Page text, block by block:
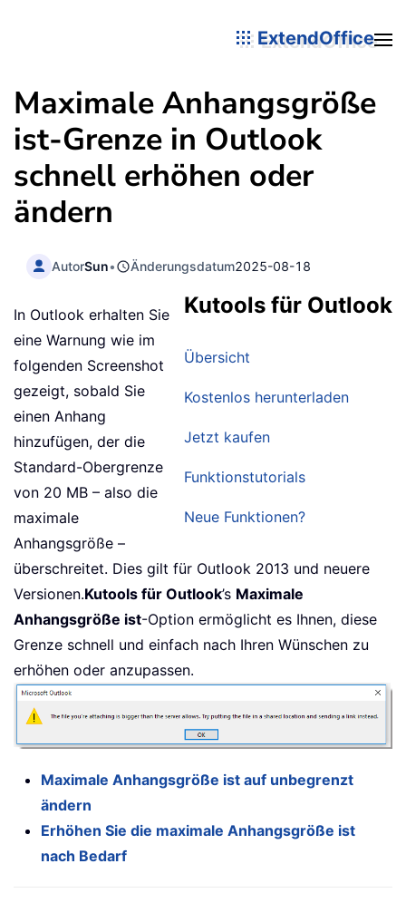
ExtendOffice
Maximale Anhangsgröße
ist-Grenze in Outlook
schnell erhöhen oder
ändern
AutorSun• Änderungsdatum2025-08-18
Kutools für Outlook
Übersicht
Kostenlos herunterladen
Jetzt kaufen
Funktionstutorials
Neue Funktionen?
In Outlook erhalten Sie
eine Warnung wie im
folgenden Screenshot
gezeigt, sobald Sie
einen Anhang
hinzufügen, der die
Standard-Obergrenze
von 20 MB – also die
maximale
Anhangsgröße –
überschreitet. Dies gilt für Outlook 2013 und neuere
Versionen.Kutools für Outlook’s Maximale
Anhangsgröße ist-Option ermöglicht es Ihnen, diese
Grenze schnell und einfach nach Ihren Wünschen zu
erhöhen oder anzupassen.
Maximale Anhangsgröße ist auf unbegrenzt
ändern
Erhöhen Sie die maximale Anhangsgröße ist
nach Bedarf